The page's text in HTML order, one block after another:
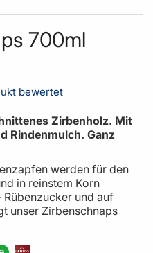
gallery
700ml
bewertet
Zirbenholz. Mit
Rindenmulch. Ganz
werden für den
in reinstem Korn
und auf
unser Zirbenschnaps